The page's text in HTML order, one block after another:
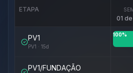
ETAPA
01
PV1
PV1 · 15d
100%
PV1/FUNDAÇÃO